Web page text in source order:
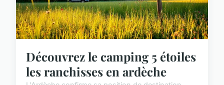
Découvrez le camping 5 étoiles
les ranchisses en ardèche